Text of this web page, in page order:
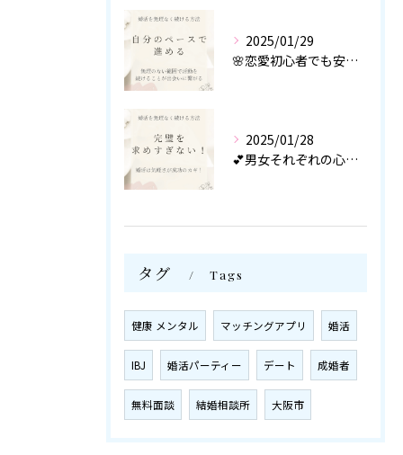
2025/01/29
🌸恋愛初心者でも安心！
2025/01/28
💕男女それぞれの心理を知り尽くしたカウンセラーが
タグ Tags
健康 メンタル マッチングアプリ 婚活
IBJ 婚活パーティー デート 成婚者
無料面談 結婚相談所 大阪市